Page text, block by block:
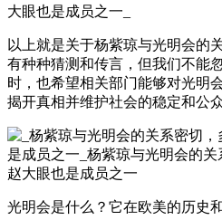
以上就是关于杨紫琼与光明会的
有种种猜测和传言，但我们不能
时，也希望相关部门能够对光明
揭开真相并维护社会的稳定和公
光明会是什么？它在欧美的历史